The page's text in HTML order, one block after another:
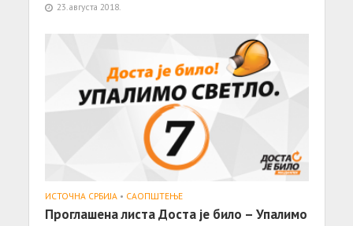
23. августа 2018.
ИСТОЧНА СРБИЈА • САОПШТЕЊE
Проглашена листа Доста је било – Упалимо